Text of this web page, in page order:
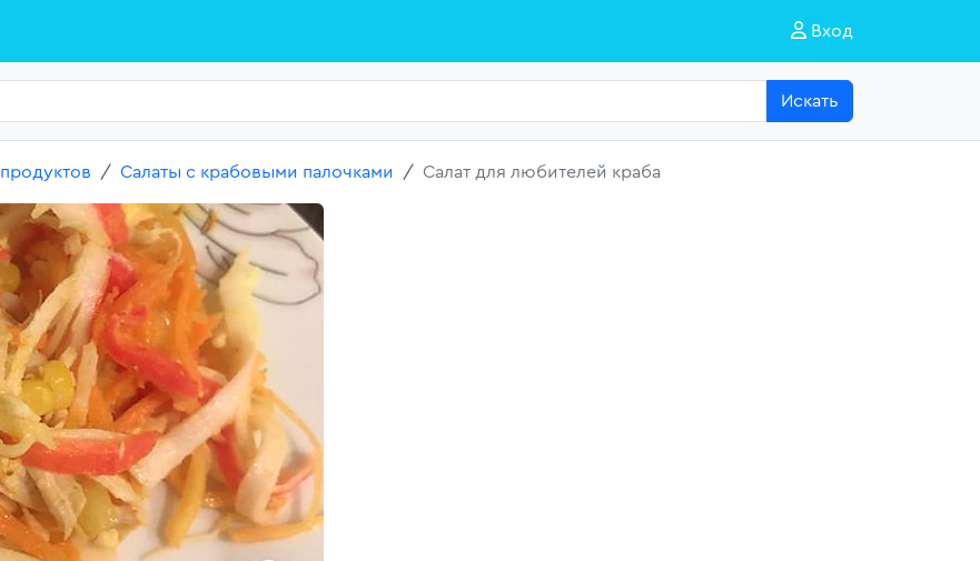
Вход
Искать
Салаты с крабовыми палочками Салат для любителей краба